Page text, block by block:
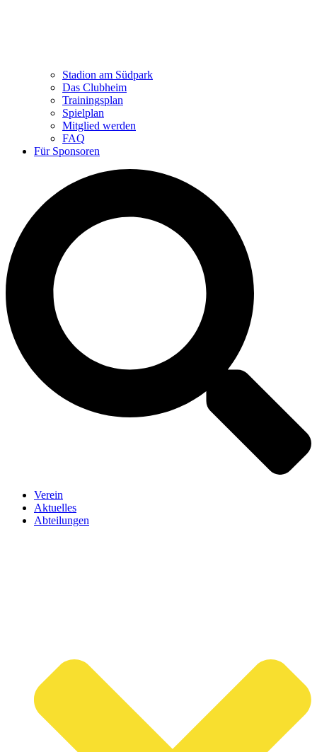
Stadion am Südpark
Das Clubheim
Trainingsplan
Spielplan
Mitglied werden
FAQ
Für Sponsoren
Verein
Aktuelles
Abteilungen